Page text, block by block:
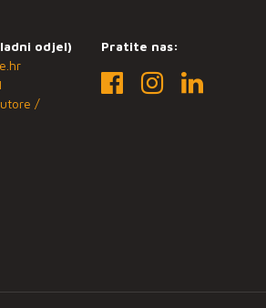
odjel)
/
Pratite nas: